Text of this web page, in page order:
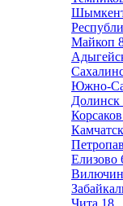
Майкоп
Южно-
Долинск
Корсаков
Елизово
Чита 18